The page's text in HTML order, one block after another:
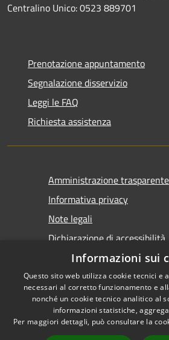
Centralino Unico: 0523 889701
Prenotazione appuntamento
Segnalazione disservizio
Leggi le FAQ
Richiesta assistenza
Amministrazione trasparente
Informativa privacy
Note legali
Dichiarazione di accessibilità
Accessibilità
Informazioni sui
Questo sito web utilizza cookie tecnici e
necessari al corretto funzionamento e
nonché un cookie tecnico analitico al
informazioni statistiche,
Per maggiori dettagli, può consultare la